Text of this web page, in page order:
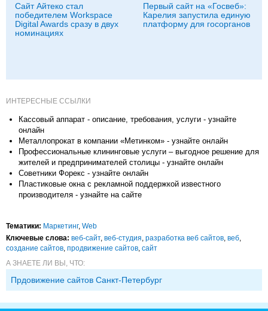
Сайт Айтеко стал
победителем Workspace
Digital Awards сразу в двух
номинациях
Первый сайт на «Госвеб»:
Карелия запустила единую
платформу для госорганов
ИНТЕРЕСНЫЕ ССЫЛКИ
Кассовый аппарат - описание, требования, услуги - узнайте
онлайн
Металлопрокат в компании «Метинком» - узнайте онлайн
Профессиональные клининговые услуги – выгодное решение для
жителей и предпринимателей столицы - узнайте онлайн
Советники Форекс - узнайте онлайн
Пластиковые окна с рекламной поддержкой известного
производителя - узнайте на сайте
Тематики: Маркетинг, Web
Ключевые слова: веб-сайт, веб-студия разработка веб сайтов веб
создание сайтов продвижение сайтов сайт
А ЗНАЕТЕ ЛИ ВЫ, ЧТО:
Прдовижение сайтов Санкт-Петербург